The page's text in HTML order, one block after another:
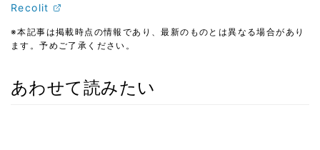
Recolit
※本記事は掲載時点の情報であり、最新のものとは異なる場合があり
ます。予めご了承ください。
あわせて読みたい